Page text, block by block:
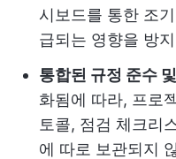
시보드를 통한 조
급되는 영향을 방
통합된 규정 준수
화됨에 따라, 프로
토콜, 점검 체크리
에 따로 보관되지